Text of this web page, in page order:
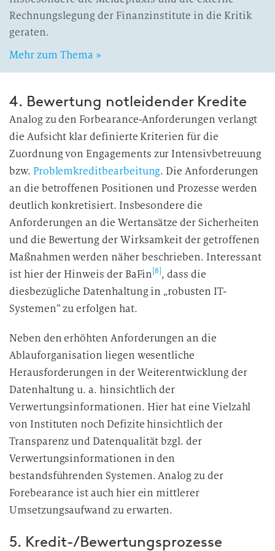
Rechnungslegung der Finanzinstitute in die Kritik
geraten.
Mehr zum Thema »
4. Bewertung notleidender Kredite
Analog zu den Forbearance-Anforderungen verlangt
die Aufsicht klar definierte Kriterien für die
Zuordnung von Engagements zur Intensivbetreuung
bzw. Problemkreditbearbeitung. Die Anforderungen
an die betroffenen Positionen und Prozesse werden
deutlich konkretisiert. Insbesondere die
Anforderungen an die Wertansätze der Sicherheiten
und die Bewertung der Wirksamkeit der getroffenen
Maßnahmen werden näher beschrieben. Interessant
ist hier der Hinweis der BaFin [8] , dass die
diesbezügliche Datenhaltung in „robusten IT-
Systemen“ zu erfolgen hat.
Neben den erhöhten Anforderungen an die
Ablauforganisation liegen wesentliche
Herausforderungen in der Weiterentwicklung der
Datenhaltung u. a. hinsichtlich der
Verwertungsinformationen. Hier hat eine Vielzahl
von Instituten noch Defizite hinsichtlich der
Transparenz und Datenqualität bzgl. der
Verwertungsinformationen in den
bestandsführenden Systemen. Analog zu der
Forebearance ist auch hier ein mittlerer
Umsetzungsaufwand zu erwarten.
5. Kredit-/Bewertungsprozesse